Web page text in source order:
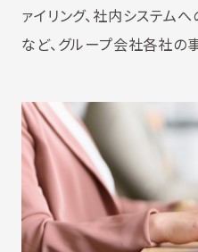
ァイリング、社内システム
など、グループ会社各社の